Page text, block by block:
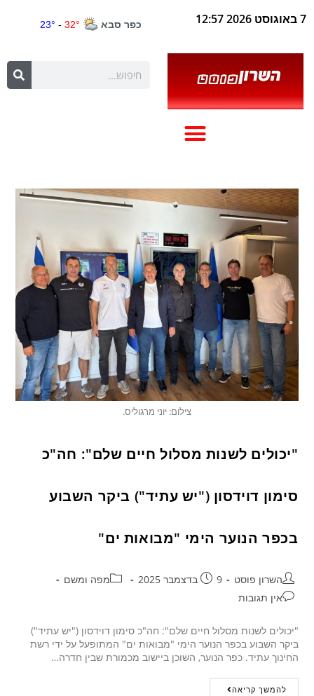
7 באוגוסט 2026 12:57
צילום: יוני מרגוליס.
"יכולים לשנות מסלול חיים שלם": חה"כ
סימון דוידסון ("יש עתיד") ביקר השבוע
בכפר הנוער הימי "מבואות ים"
השרון פוסט 9 בדצמבר 2025
מפה ומשם
אין תגובות
"יכולים לשנות מסלול חיים שלם": חה"כ סימון דוידסון ("יש עתיד")
ביקר השבוע בכפר הנוער הימי "מבואות ים" המתופעל על ידי רשת
החינוך עתיד. כפר הנוער, השוכן ביישוב מכמורת שבין חדרה…
להמשך קריאה